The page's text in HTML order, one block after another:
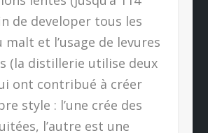
de developer tous les
malt et l’usage de levures
(la distillerie utilise deux
ont contribué à créer
style : l’une crée des
l’autre est une